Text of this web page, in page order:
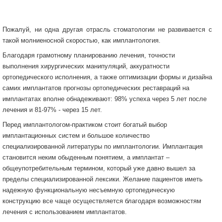
Пожалуй, ни одна другая отрасль стоматологии не развивается с
такой молниеносной скоростью, как имплантология.
Благодаря грамотному планированию лечения, точности
выполнения хирургических манипуляций, аккуратности
ортопедического исполнения, а также оптимизации формы и дизайна
самих имплантатов прогнозы ортопедических реставраций на
имплантатах вполне обнадеживают: 98% успеха через 5 лет после
лечения и 81-97% - через 15 лет.
Перед имплантологом-практиком стоит богатый выбор
имплантационных систем и большое количество
специализированной литературы по имплантологии. Имплантация
становится неким обыденным понятием, а имплантат –
общеупотребительным термином, который уже давно вышел за
пределы специализированной лексики. Желание пациентов иметь
надежную функциональную несъемную ортопедическую
конструкцию все чаще осуществляется благодаря возможностям
лечения с использованием имплантатов.